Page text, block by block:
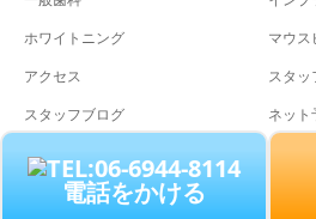
電話をかける
ホワイトニング
マウス
アクセス
スタッ
スタッフブログ
ネット
Copyright © 2007-2022 Mihara